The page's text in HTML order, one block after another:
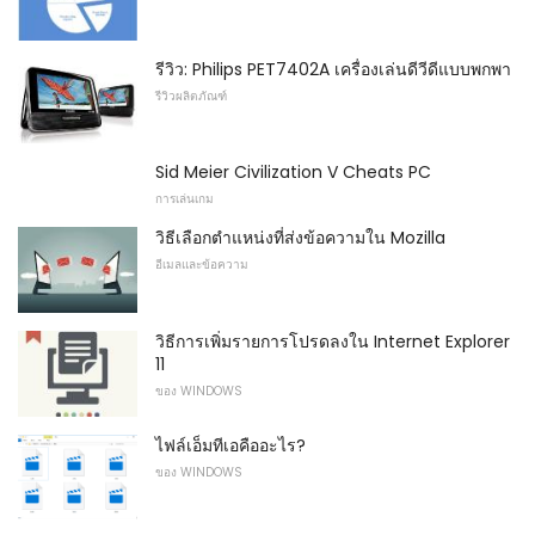
รีวิว: Philips PET7402A เครื่องเล่นดีวีดีแบบพกพา
รีวิวผลิตภัณฑ์
Sid Meier Civilization V Cheats PC
การเล่นเกม
วิธีเลือกตำแหน่งที่ส่งข้อความใน Mozilla
อีเมลและข้อความ
วิธีการเพิ่มรายการโปรดลงใน Internet Explorer
11
ของ WINDOWS
ไฟล์เอ็มทีเอคืออะไร?
ของ WINDOWS